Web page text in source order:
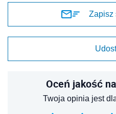
Zapisz
Oceń jakość
Twoja opinia jest